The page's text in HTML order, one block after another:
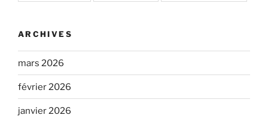
ARCHIVES
mars 2026
février 2026
janvier 2026